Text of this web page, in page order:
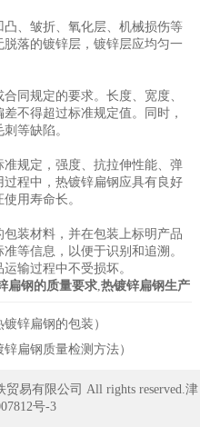
、皱折、氧化层、机械损伤等
落的镀锌层，镀锌层应均匀一
同规定的要求。长度、宽度、
不得超过标准规定值。同时，
等缺陷。
规定，强度、抗拉伸性能、弹
程中，热镀锌扁钢应具有良好
用寿命长。
装材料，并在包装上标明产品
等信息，以便于识别和追溯。
输过程中不受损坏。
扁钢的质量要求, 热镀锌扁钢生产
锌扁钢的包装）
扁钢质量检测方法）
贸易有限公司 All rights reserved.津
号-3